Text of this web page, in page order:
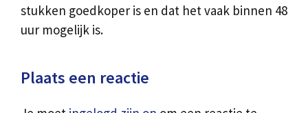
stukken goedkoper is en dat het vaak binnen 48
uur mogelijk is.
Plaats een reactie